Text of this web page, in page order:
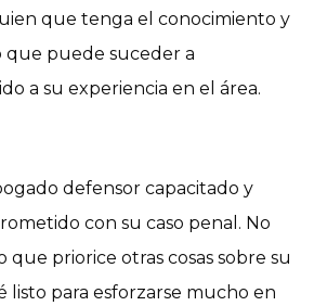
que tenga el conocimiento y
puede suceder a
a su experiencia en el área.
defensor capacitado y
con su caso penal. No
que priorice otras cosas sobre su
listo para esforzarse mucho en